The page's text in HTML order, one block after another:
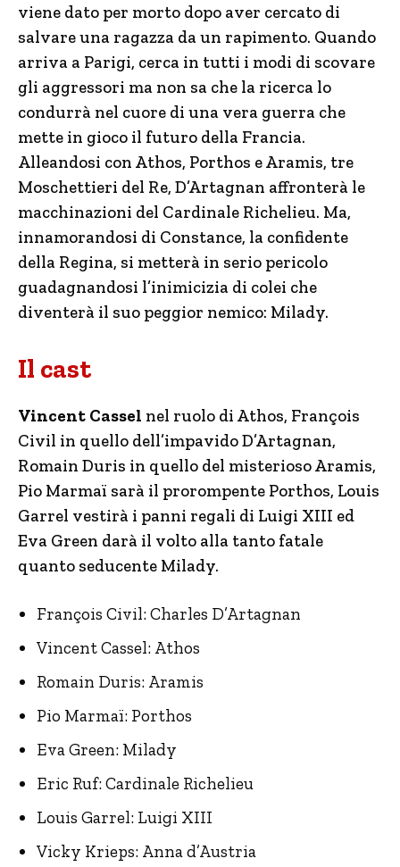
viene dato per morto dopo aver cercato di
salvare una ragazza da un rapimento. Quando
arriva a Parigi, cerca in tutti i modi di scovare
gli aggressori ma non sa che la ricerca lo
condurrà nel cuore di una vera guerra che
mette in gioco il futuro della Francia.
Alleandosi con Athos, Porthos e Aramis, tre
Moschettieri del Re, D’Artagnan affronterà le
macchinazioni del Cardinale Richelieu. Ma,
innamorandosi di Constance, la confidente
della Regina, si metterà in serio pericolo
guadagnandosi l’inimicizia di colei che
diventerà il suo peggior nemico: Milady.
Il cast
Vincent Cassel nel ruolo di Athos, François
Civil in quello dell’impavido D’Artagnan,
Romain Duris in quello del misterioso Aramis,
Pio Marmaï sarà il prorompente Porthos, Louis
Garrel vestirà i panni regali di Luigi XIII ed
Eva Green darà il volto alla tanto fatale
quanto seducente Milady.
François Civil: Charles D’Artagnan
Vincent Cassel: Athos
Romain Duris: Aramis
Pio Marmaï: Porthos
Eva Green: Milady
Eric Ruf: Cardinale Richelieu
Louis Garrel: Luigi XIII
Vicky Krieps: Anna d’Austria